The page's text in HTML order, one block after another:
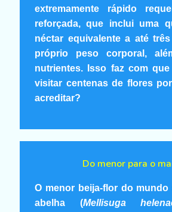
extremamente rápido
reforçada, que inclui uma
néctar equivalente a até
próprio peso corporal,
nutrientes. Isso faz com
visitar centenas de flores
acreditar?
Do menor para o
O menor beija-flor do mundo
abelha (Mellisuga